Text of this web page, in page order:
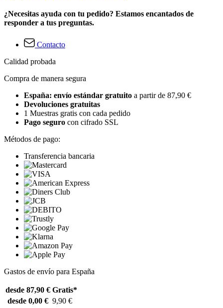
¿Necesitas ayuda con tu pedido? Estamos encantados de
responder a tus preguntas.
Contacto
Calidad probada
Compra de manera segura
España: envío estándar gratuito a partir de 87,90 €
Devoluciones gratuitas
1 Muestras gratis con cada pedido
Pago seguro con cifrado SSL
Métodos de pago:
Transferencia bancaria
Gastos de envío para España
desde 87,90 € Gratis*
desde 0,00 € 9,90 €